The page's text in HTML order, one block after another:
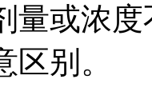
量或浓
别。